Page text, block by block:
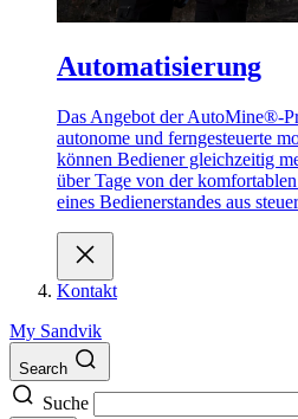
Automatisierung
Das Angebot der AutoMine®-
autonome und ferngesteuerte
können Bediener gleichzeitig
über Tage von der
eines Bedienerstandes aus
Kontakt
My Sandvik
Search
Suche